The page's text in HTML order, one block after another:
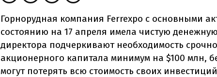
Горнорудная компания Ferrexpo с основными
состоянию на 17 апреля имела чистую
директора подчеркивают необходимость
акционерного капитала минимум на $100 млн,
могут потерять всю стоимость своих